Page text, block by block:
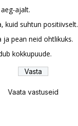
ajalt.
kuid suhtun positiivselt.
ja pean neid ohtlikuks.
kokkupuude.
Vaata vastuseid